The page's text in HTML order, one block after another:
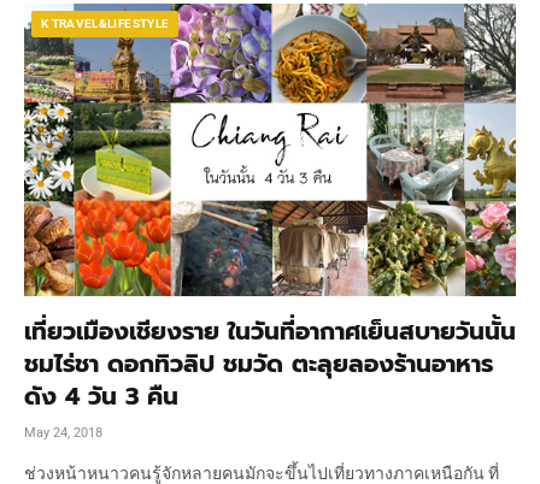
K TRAVEL&LIFESTYLE
เที่ยวเมืองเชียงราย ในวันที่อากาศเย็นสบายวันนั้น
ชมไร่ชา ดอกทิวลิป ชมวัด ตะลุยลองร้านอาหาร
ดัง 4 วัน 3 คืน
May 24, 2018
ช่วงหน้าหนาวคนรู้จักหลายคนมักจะขึ้นไปเที่ยวทางภาคเหนือกัน ที่